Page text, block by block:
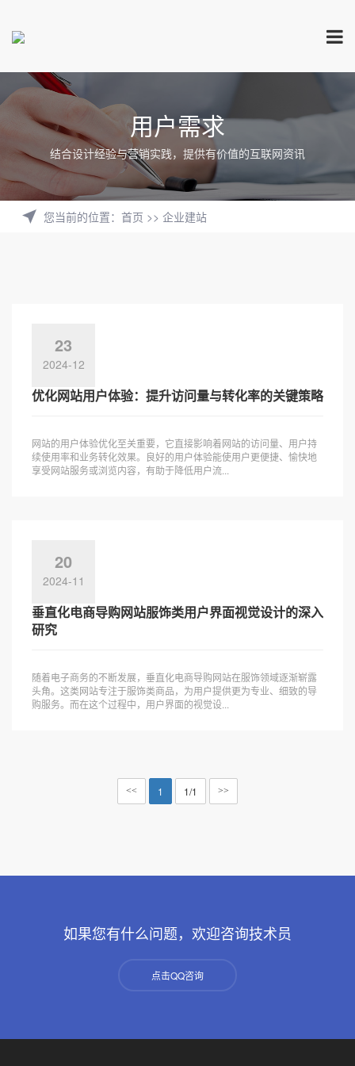
用户需求
结合设计经验与营销实践，提供有价值的互联网资讯
您当前的位置： 首页 >> 企业建站
23
2024-12
优化网站用户体验：提升访问量与转化率的关键策略
网站的用户体验优化至关重要，它直接影响着网站的访问量、用户持
续使用率和业务转化效果。良好的用户体验能使用户更便捷、愉快地
享受网站服务或浏览内容，有助于降低用户流...
20
2024-11
垂直化电商导购网站服饰类用户界面视觉设计的深入
研究
随着电子商务的不断发展，垂直化电商导购网站在服饰领域逐渐崭露
头角。这类网站专注于服饰类商品，为用户提供更为专业、细致的导
购服务。而在这个过程中，用户界面的视觉设...
<< 1 1/1 >>
如果您有什么问题，欢迎咨询技术员
点击QQ咨询